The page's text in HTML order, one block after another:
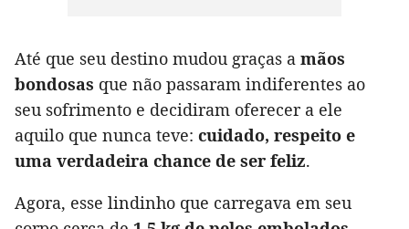
Até que seu destino mudou graças a mãos
bondosas que não passaram indiferentes ao
seu sofrimento e decidiram oferecer a ele
aquilo que nunca teve: cuidado, respeito e
uma verdadeira chance de ser feliz.
Agora, esse lindinho que carregava em seu